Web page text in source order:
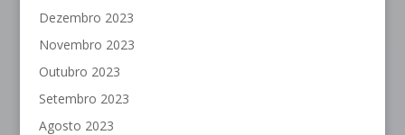
Dezembro 2023
Novembro 2023
Outubro 2023
Setembro 2023
Agosto 2023